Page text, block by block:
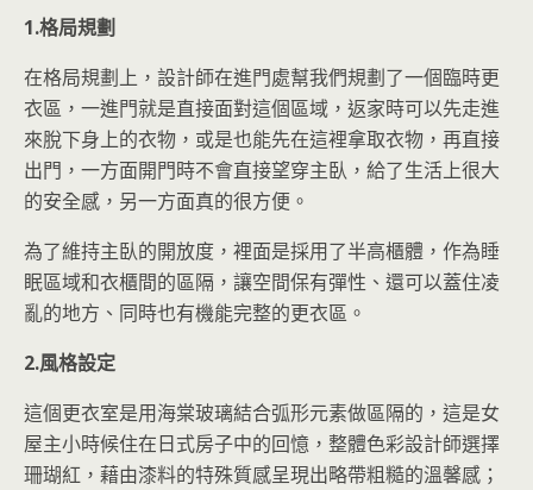
1.格局規劃
在格局規劃上，設計師在進門處幫我們規劃了一個臨時更
衣區，一進門就是直接面對這個區域，返家時可以先走進
來脫下身上的衣物，或是也能先在這裡拿取衣物，再直接
出門，一方面開門時不會直接望穿主臥，給了生活上很大
的安全感，另一方面真的很方便。
為了維持主臥的開放度，裡面是採用了半高櫃體，作為睡
眠區域和衣櫃間的區隔，讓空間保有彈性、還可以蓋住凌
亂的地方、同時也有機能完整的更衣區。
2.風格設定
這個更衣室是用海棠玻璃結合弧形元素做區隔的，這是女
屋主小時候住在日式房子中的回憶，整體色彩設計師選擇
珊瑚紅，藉由漆料的特殊質感呈現出略帶粗糙的溫馨感；